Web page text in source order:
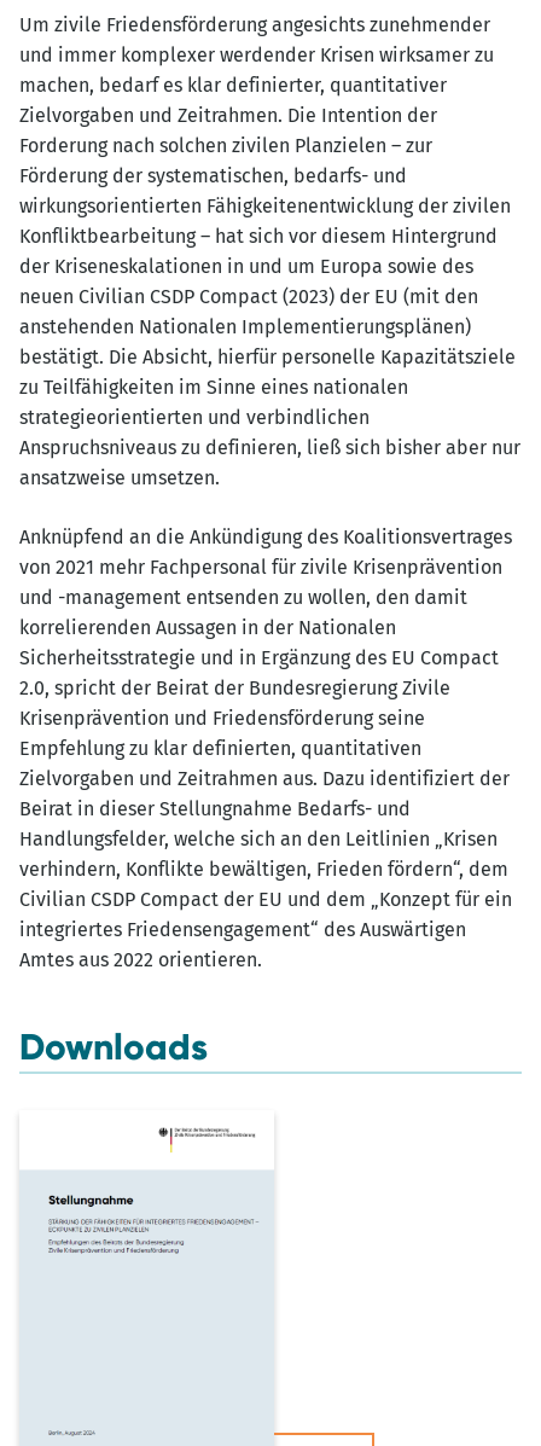
Um zivile Friedensförderung angesichts zunehmender
und immer komplexer werdender Krisen wirksamer zu
machen, bedarf es klar definierter, quantitativer
Zielvorgaben und Zeitrahmen. Die Intention der
Forderung nach solchen zivilen Planzielen – zur
Förderung der systematischen, bedarfs- und
wirkungsorientierten Fähigkeitenentwicklung der zivilen
Konfliktbearbeitung – hat sich vor diesem Hintergrund
der Kriseneskalationen in und um Europa sowie des
neuen Civilian CSDP Compact (2023) der EU (mit den
anstehenden Nationalen Implementierungsplänen)
bestätigt. Die Absicht, hierfür personelle Kapazitätsziele
zu Teilfähigkeiten im Sinne eines nationalen
strategieorientierten und verbindlichen
Anspruchsniveaus zu definieren, ließ sich bisher aber nur
ansatzweise umsetzen.
Anknüpfend an die Ankündigung des Koalitionsvertrages
von 2021 mehr Fachpersonal für zivile Krisenprävention
und -management entsenden zu wollen, den damit
korrelierenden Aussagen in der Nationalen
Sicherheitsstrategie und in Ergänzung des EU Compact
2.0, spricht der Beirat der Bundesregierung Zivile
Krisenprävention und Friedensförderung seine
Empfehlung zu klar definierten, quantitativen
Zielvorgaben und Zeitrahmen aus. Dazu identifiziert der
Beirat in dieser Stellungnahme Bedarfs- und
Handlungsfelder, welche sich an den Leitlinien „Krisen
verhindern, Konflikte bewältigen, Frieden fördern“, dem
Civilian CSDP Compact der EU und dem „Konzept für ein
integriertes Friedensengagement“ des Auswärtigen
Amtes aus 2022 orientieren.
Downloads